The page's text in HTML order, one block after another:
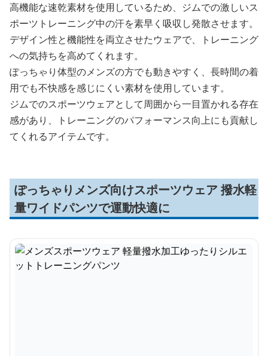
高機能な速乾素材を使用しているため、ジムでの激しいス
ポーツトレーニング中の汗を素早く吸収し発散させます。
デザイン性と機能性を両立させたウェアで、トレーニング
への気持ちを高めてくれます。
ぽっちゃり体型のメンズの方でも動きやすく、長時間の着
用でも不快感を感じにくい素材を使用しています。
ジムでのスポーツウェアとして周囲から一目置かれる存在
感があり、トレーニングのパフォーマンス向上にも貢献し
てくれるアイテムです。
ぽっちゃりメンズ向けスポーツウェア 撥水軽
量ワイドパンツで運動快適に